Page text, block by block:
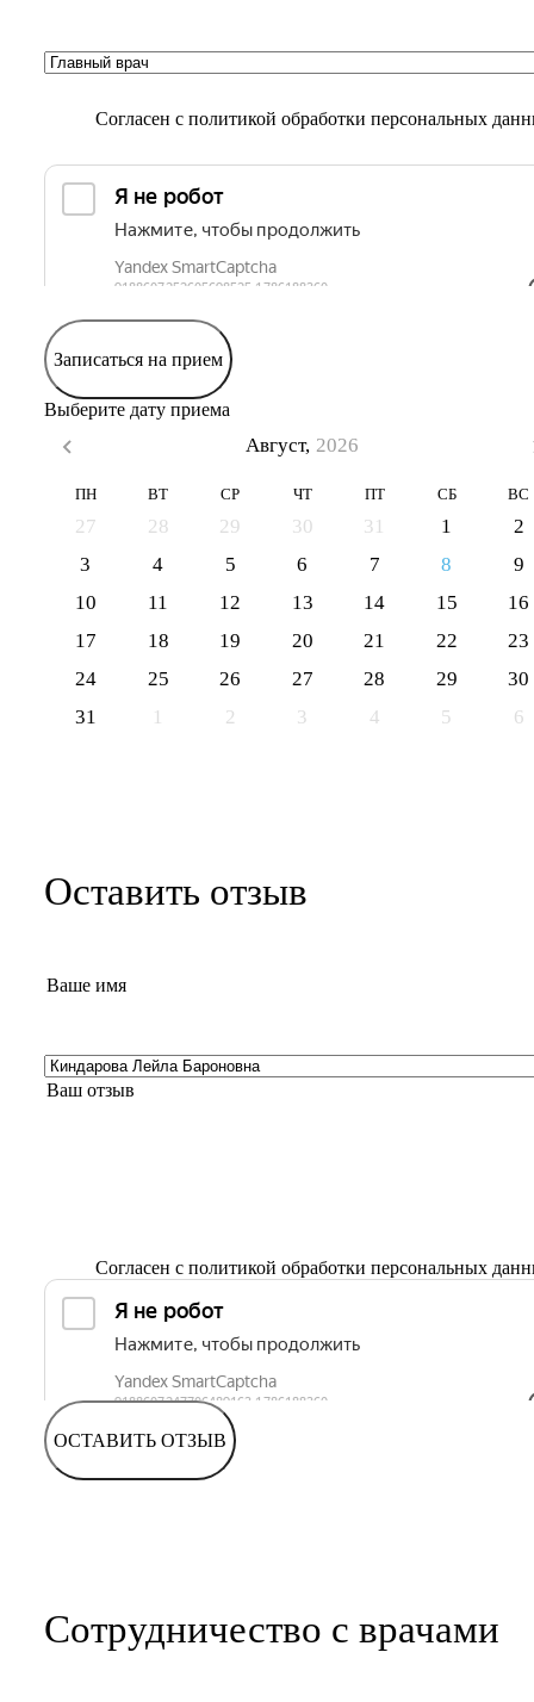
Согласен с политикой обработки персональных
Записаться на прием
Выберите дату приема
Август, 2026
ПН ВТ СР ЧТ ПТ СБ ВС
27 28 29 30 31 1
2
3
4 5 6 7 8
9
10
11 12 13 14 15
16
17
18 19 20 21 22
23
24
25 26 27 28 29
30
31
1 2 3 4 5 6
Оставить отзыв
Согласен с политикой обработки персональных
ОСТАВИТЬ ОТЗЫВ
Сотрудничество с врачами